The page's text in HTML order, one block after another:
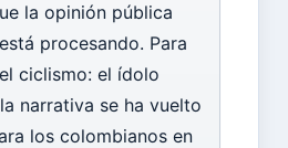
la opinión pública
procesando. Para
ciclismo: el ídolo
narrativa se ha vuelto
los colombianos en